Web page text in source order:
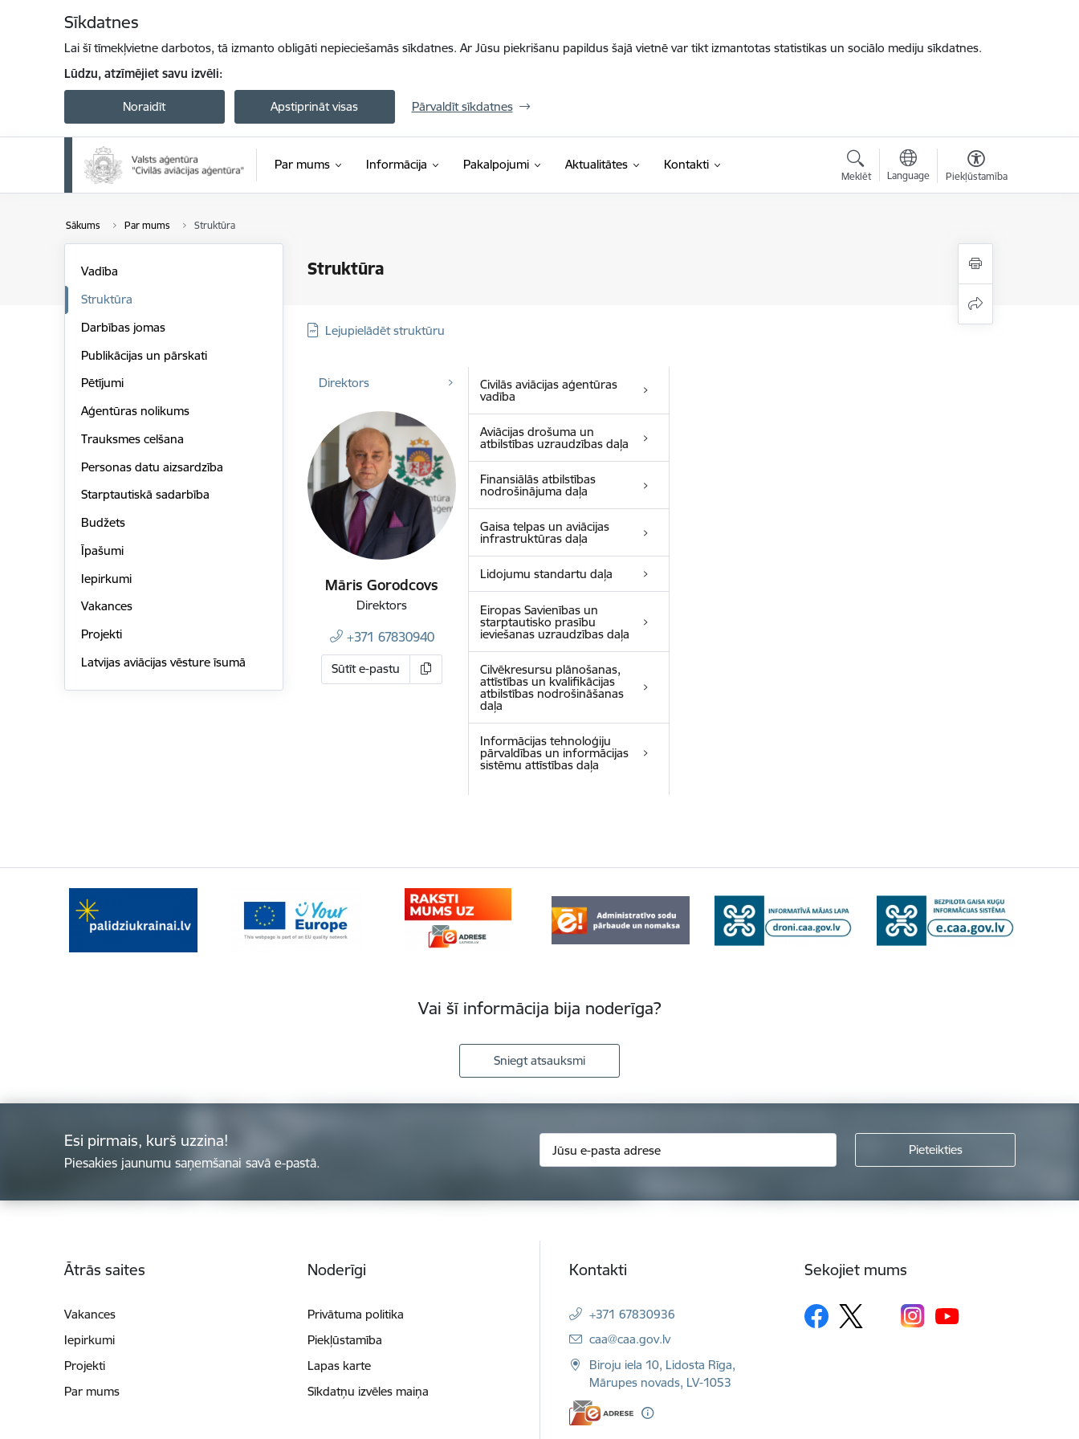
Sīkdatnes
Lai šī tīmekļvietne darbotos, tā izmanto obligāti nepieciešamās sīkdatnes. Ar Jūsu piekrišanu papildus šajā vietnē var tikt izmantotas statistikas un sociālo mediju sīkdatnes.
Lūdzu, atzīmējiet savu izvēli:
Noraidīt Apstiprināt visas Pārvaldīt sīkdatnes
Par mums Informācija Pakalpojumi Aktualitātes Kontakti
Meklēt Language Piekļūstamība
Sākums Par mums Struktūra
Struktūra
Vadība
Struktūra
Darbības jomas
Publikācijas un pārskati
Pētījumi
Aģentūras nolikums
Trauksmes celšana
Personas datu aizsardzība
Starptautiskā sadarbība
Budžets
Īpašumi
Iepirkumi
Vakances
Projekti
Latvijas aviācijas vēsture īsumā
Lejupielādēt struktūru
Direktors
Māris Gorodcovs
Direktors
+371 67830940
Sūtīt e-pastu
Civilās aviācijas aģentūras
vadība
Aviācijas drošuma un
atbilstības uzraudzības daļa
Finansiālās atbilstības
nodrošinājuma daļa
Gaisa telpas un aviācijas
infrastruktūras daļa
Lidojumu standartu daļa
Eiropas Savienības un
starptautisko prasību
ieviešanas uzraudzības daļa
Cilvēkresursu plānošanas,
attīstības un kvalifikācijas
atbilstības nodrošināšanas
daļa
Informācijas tehnoloģiju
pārvaldības un informācijas
sistēmu attīstības daļa
Vai šī informācija bija noderīga?
Sniegt atsauksmi
Esi pirmais, kurš uzzina!
Piesakies jaunumu saņemšanai savā e-pastā.
Ātrās saites
Vakances
Iepirkumi
Projekti
Par mums
Noderīgi
Privātuma politika
Piekļūstamība
Lapas karte
Sīkdatņu izvēles maiņa
Kontakti
+371 67830936
E-pasts:
caa@caa.gov.lv
Biroju iela 10, Lidosta Rīga,
Mārupes novads, LV-1053
Sekojiet mums